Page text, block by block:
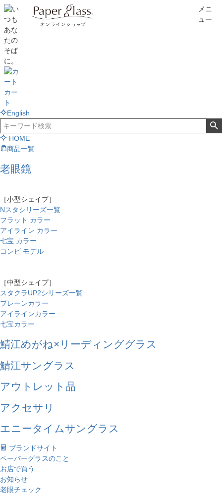
メニ
ュー
カー
ト
English
HOME
商品一覧
老眼鏡
［小型シェイプ］
Nスタシリーズ一覧
フラット カラー
アイライン カラー
七宝 カラー
コンビ モデル
［中型シェイプ］
スタクラUP2シリーズ一覧
プレーンカラー
アイラインカラー
七宝カラー
鯖江めがね×リーディンググラス
鯖江サングラス
アウトレット品
アクセサリ
エニータイムサングラス
ブランドサイト
ペーパーグラスのこと
お店で買う
お知らせ
老眼チェック